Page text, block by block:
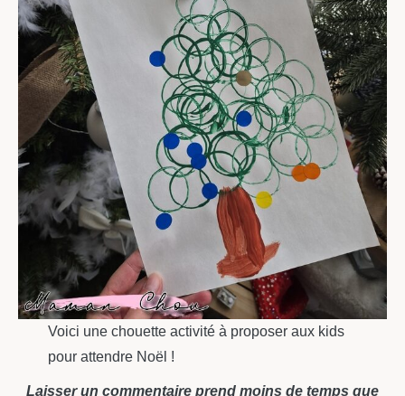
Voici une chouette activité à proposer aux kids
pour attendre Noël !
Laisser un commentaire prend moins de temps que